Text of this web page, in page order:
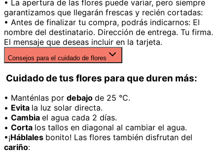
• La apertura de las flores puede variar, pero siempre
garantizamos que llegarán frescas y recién cortadas:
• Antes de finalizar tu compra, podrás indicarnos: El
nombre del destinatario. Dirección de entrega. Tu firma.
El mensaje que deseas incluir en la tarjeta.
Consejos para el cuidado de flores
Cuidado de tus flores para que duren más:
• Manténlas por debajo de 25 °C.
• Evita la luz solar directa.
• Cambia el agua cada 2 días.
• Corta los tallos en diagonal al cambiar el agua.
•¡Háblales bonito! Las flores también disfrutan del
cariño: